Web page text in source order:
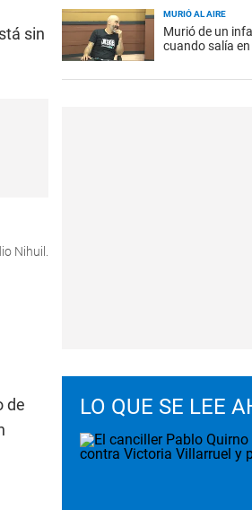
sin
Nihuil.
de
MURIÓ AL AIRE
Murió de un
cuando salía
LO QUE SE LEE